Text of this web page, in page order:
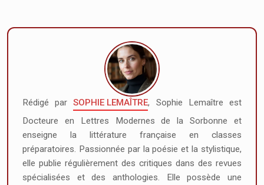
Rédigé parSOPHIE LEMAÎTRE, Sophie Lemaître est
Docteure en Lettres Modernes de la Sorbonne et
enseigne la littérature française en classes
préparatoires. Passionnée par la poésie et la stylistique,
elle publie régulièrement des critiques dans des revues
spécialisées et des anthologies. Elle possède une